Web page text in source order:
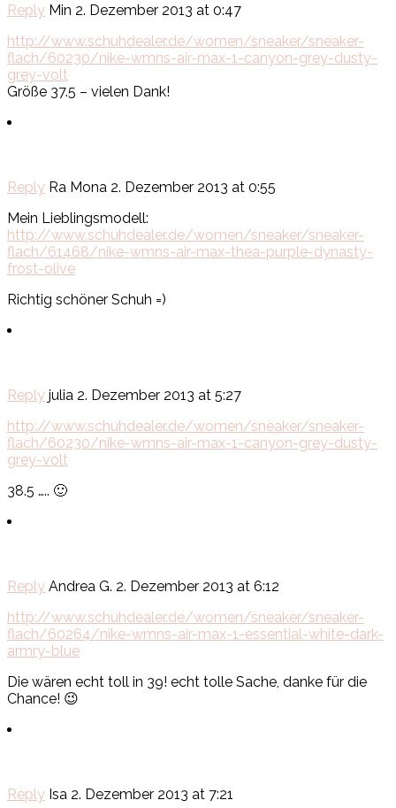
Reply Min 2. Dezember 2013 at 0:47
http://www.schuhdealer.de/women/sneaker/sneaker-
flach/60230/nike-wmns-air-max-1-canyon-grey-dusty-
grey-volt
Größe 37.5 – vielen Dank!
Reply Ra Mona 2. Dezember 2013 at 0:55
Mein Lieblingsmodell:
http://www.schuhdealer.de/women/sneaker/sneaker-
flach/61468/nike-wmns-air-max-thea-purple-dynasty-
frost-olive
Richtig schöner Schuh =)
Reply julia 2. Dezember 2013 at 5:27
http://www.schuhdealer.de/women/sneaker/sneaker-
flach/60230/nike-wmns-air-max-1-canyon-grey-dusty-
grey-volt
38.5 ….. 🙂
Reply Andrea G. 2. Dezember 2013 at 6:12
http://www.schuhdealer.de/women/sneaker/sneaker-
flach/60264/nike-wmns-air-max-1-essential-white-dark-
armry-blue
Die wären echt toll in 39! echt tolle Sache, danke für die
Chance! 😉
Reply Isa 2. Dezember 2013 at 7:21